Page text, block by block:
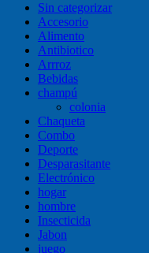
Sin categorizar
Accesorio
Alimento
Antibiotico
Arrroz
Bebidas
champú
colonia
Chaqueta
Combo
Deporte
Desparasitante
Electrónico
hogar
hombre
Insecticida
Jabon
juego